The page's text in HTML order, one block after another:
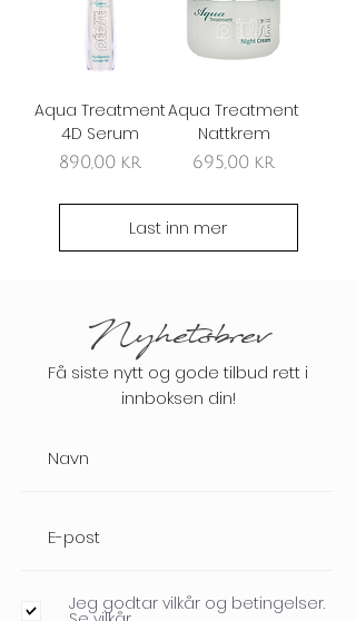
Aqua Treatment
4D Serum
Pris
890,00 kr
Aqua Treatment
Nattkrem
Pris
695,00 kr
Last inn mer
Nyhetsbrev
Få siste nytt og gode tilbud rett i
innboksen din!
Jeg godtar vilkår og betingelser.